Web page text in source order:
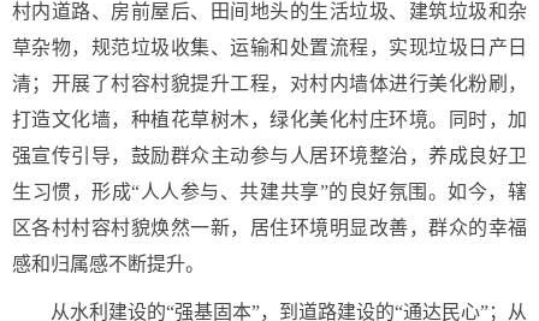
村内道路、房前屋后、田间地头的生活垃圾、建筑垃圾和杂
草杂物，规范垃圾收集、运输和处置流程，实现垃圾日产日
清；开展了村容村貌提升工程，对村内墙体进行美化粉刷，
打造文化墙，种植花草树木，绿化美化村庄环境。同时，加
强宣传引导，鼓励群众主动参与人居环境整治，养成良好卫
生习惯，形成“人人参与、共建共享”的良好氛围。如今，辖
区各村村容村貌焕然一新，居住环境明显改善，群众的幸福
感和归属感不断提升。
从水利建设的“强基固本”，到道路建设的“通达民心”；从